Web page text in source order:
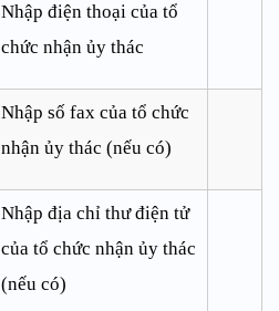
Nhập điện thoại của tổ
chức nhận ủy thác
Nhập số fax của tổ chức
nhận ủy thác (nếu có)
Nhập địa chỉ thư điện tử
của tổ chức nhận ủy thác
(nếu có)